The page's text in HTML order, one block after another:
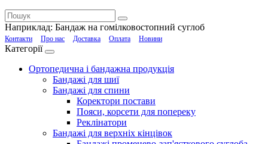
Наприклад: Бандаж на гомілковостопний суглоб
Контакти Про нас Доставка Оплата Новини
Категорії
Ортопедична і бандажна продукція
Бандажі для шиї
Бандажі для спини
Коректори постави
Пояси, корсети для попереку
Реклінатори
Бандажі для верхніх кінцівок